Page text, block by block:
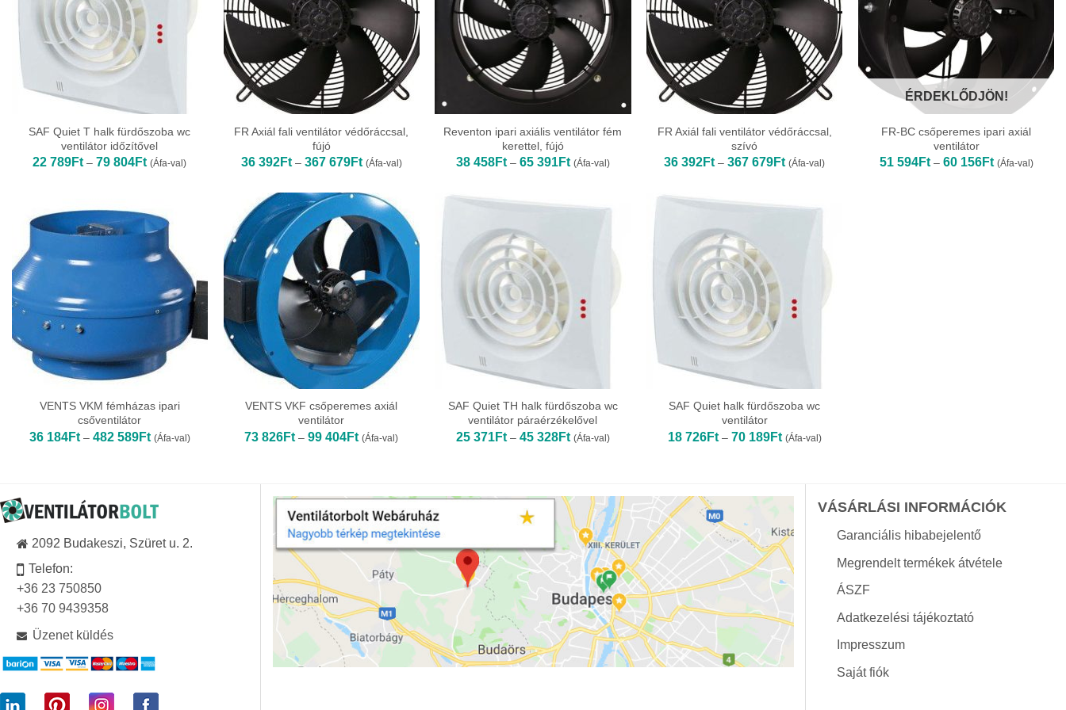
SAF Quiet T halk fürdőszoba wc
ventilátor időzítővel
22 789Ft – 79 804FtÁrtartomány:
22
804Ft
(Áfa-val)
FR Axiál fali ventilátor védőráccsal,
fújó
36 392Ft – 367 679FtÁrtartomány:
36
-
367
679Ft
(Áfa-val)
Reventon ipari axiális ventilátor fém
kerettel, fújó
38 458Ft – 65 391FtÁrtartomány:
38
65
(Áfa-val)
FR Axiál fali ventilátor védőráccsal,
szívó
36 392Ft – 367 679FtÁrtartomány:
36
367
(Áfa-val)
ÉRDEKLŐDJÖN!
FR-BC csőperemes ipari axiál
ventilátor
51 594Ft – 60 156FtÁrtartomány:
51
(Áfa-val)
VENTS VKM fémházas ipari
csőventilátor
36 184Ft – 482 589FtÁrtartomány:
36
(Áfa-val)
VENTS VKF csőperemes axiál
ventilátor
73 826Ft – 99 404FtÁrtartomány:
73
(Áfa-val)
SAF Quiet TH halk fürdőszoba wc
ventilátor páraérzékelővel
25 371Ft – 45 328FtÁrtartomány:
25
(Áfa-val)
SAF Quiet halk fürdőszoba wc
ventilátor
18 726Ft – 70 189FtÁrtartomány:
18
(Áfa-val)
2092 Budakeszi, Szüret u. 2.
Telefon:
+36 23 750850
+36 70 9439358
Üzenet küldés
VÁSÁRLÁSI INFORMÁCIÓK
Garanciális hibabejelentő
Megrendelt termékek átvétele
ÁSZF
Adatkezelési tájékoztató
Impresszum
Saját fiók